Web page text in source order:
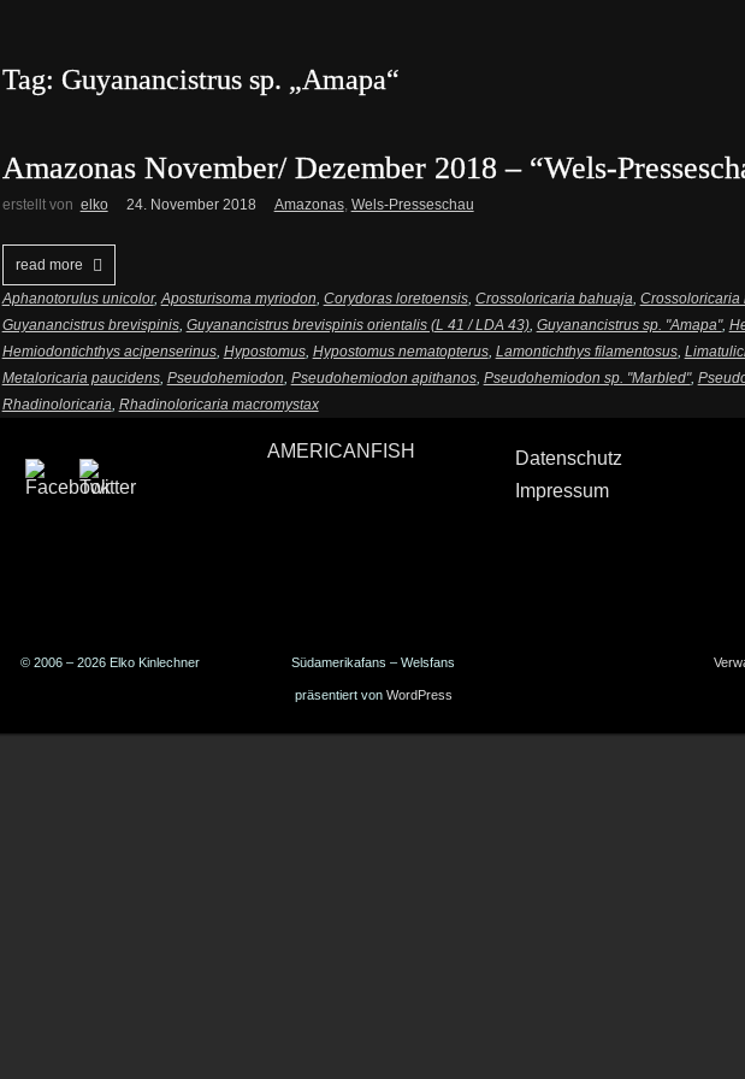
Tag: Guyanancistrus sp. „Amapa“
Amazonas November/ Dezember 2018 – “Wels-
erstellt von elko 24. November 2018 Amazonas, Wels-Presseschau
read more
Aphanotorulus unicolor,Aposturisoma myriodon, Corydoras loretoensis, Crossoloricaria bahuaja, Crossoloricaria
Guyanancistrus brevispinis, Guyanancistrus brevispinis orientalis (L 41 / LDA 43), Guyanancistrus sp. "Amapa",
Hemiodontichthys acipenserinus, Hypostomus, Hypostomus nematopterus, Lamontichthys filamentosus,
Metaloricaria paucidens, Pseudohemiodon, Pseudohemiodon apithanos, Pseudohemiodon sp. "Marbled",
Rhadinoloricaria, Rhadinoloricaria macromystax
AMERICANFISH
Datenschutz
Impressum
© 2006 – 2026 Elko Kinlechner Südamerikafans – Welsfans
präsentiert von WordPress